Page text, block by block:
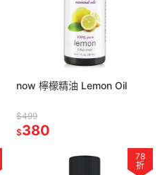
now 檸檬精油 Lemon Oil
$499
$380
78
折